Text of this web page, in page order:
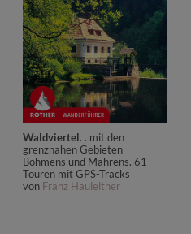
Waldviertel. . mit den
grenznahen Gebieten
Böhmens und Mährens. 61
Touren mit GPS-Tracks
von Franz Hauleitner